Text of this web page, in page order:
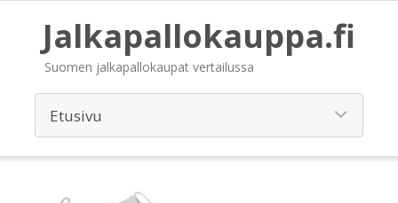
Jalkapallokauppa.fi
Suomen jalkapallokaupat vertailussa